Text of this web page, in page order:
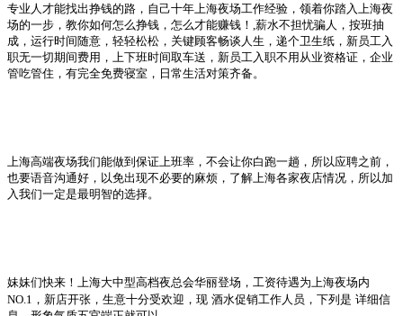
专业人才能找出挣钱的路，自己十年上海夜场工作经验，领着你踏入上海夜
场的一步，教你如何怎么挣钱，怎么才能赚钱！ 薪水不担忧骗人，按班抽
成，运行时间随意，轻轻松松，关键顾客畅谈人生，递个卫生纸，新员工入
职无一切期间费用，上下班时间取车送，新员工入职不用从业资格证，企业
管吃管住，有完全免费寝室，日常生活对策齐备。
上海高端夜场我们能做到保证上班率，不会让你白跑一趟，所以应聘之前，
也要语音沟通好，以免出现不必要的麻烦，了解上海各家夜店情况，所以加
入我们一定是最明智的选择。
妹妹们快来！上海大中型高档夜总会华丽登场，工资待遇为上海夜场内
NO.1 ，新店开张，生意十分受欢迎，现 酒水促销工作人员，下列是 详细信